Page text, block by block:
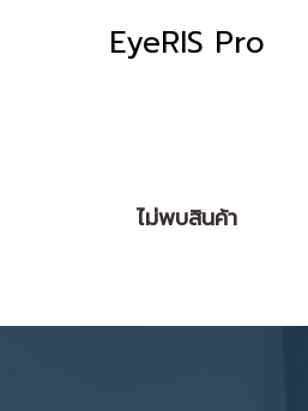
EyeRIS Pro
ไม่พบสินค้า